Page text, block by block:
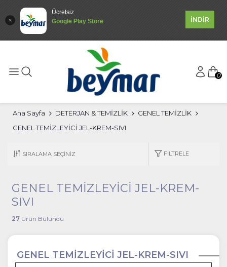
Ücretsiz
Google Play Store
İNDİR
0
Ana Sayfa DETERJAN & TEMİZLİK
GENEL TEMİZLİK
GENEL TEMİZLEYİCİ JEL-KREM-SIVI
FILTRELE
GENEL TEMİZLEYİCİ JEL-KREM-
SIVI
27Ürün Bulundu
GENEL TEMİZLEYİCİ JEL-KREM-SIVI